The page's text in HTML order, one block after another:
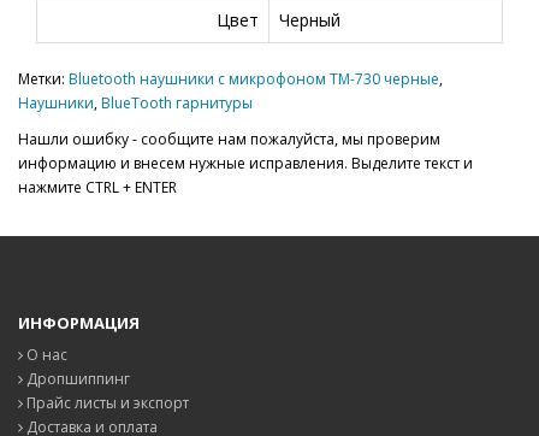
Цвет
Черный
Метки: Bluetooth наушники с микрофоном TM-730 черные,
Наушники,BlueTooth гарнитуры
Нашли ошибку - сообщите нам пожалуйста, мы проверим
информацию и внесем нужные исправления. Выделите текст и
нажмите CTRL + ENTER
ИНФОРМАЦИЯ
О нас
Дропшиппинг
Прайс листы и экспорт
Доставка и оплата